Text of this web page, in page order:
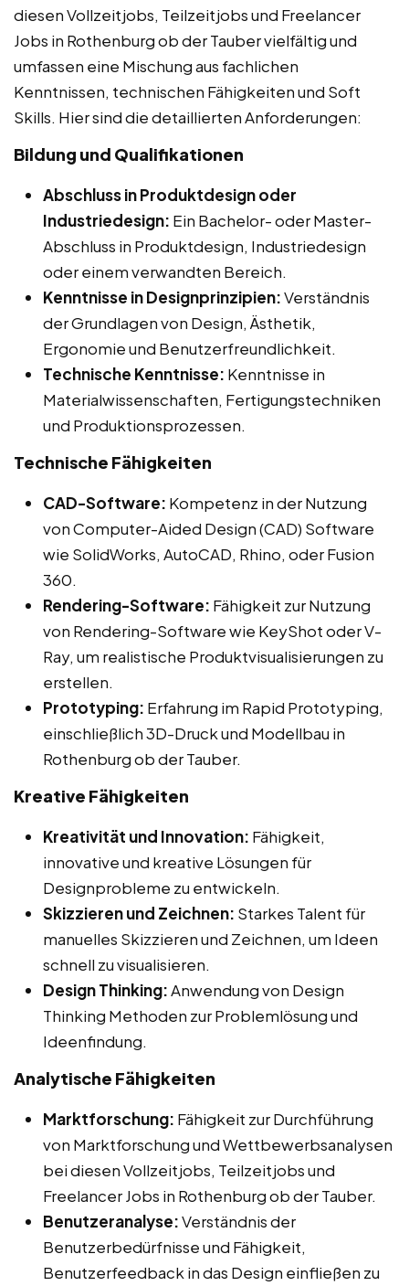
diesen Vollzeitjobs, Teilzeitjobs und Freelancer
Jobs in Rothenburg ob der Tauber vielfältig und
umfassen eine Mischung aus fachlichen
Kenntnissen, technischen Fähigkeiten und Soft
Skills. Hier sind die detaillierten Anforderungen:
Bildung und Qualifikationen
Abschluss in Produktdesign oder
Industriedesign: Ein Bachelor- oder Master-
Abschluss in Produktdesign, Industriedesign
oder einem verwandten Bereich.
Kenntnisse in Designprinzipien:Verständnis
der Grundlagen von Design, Ästhetik,
Ergonomie und Benutzerfreundlichkeit.
Technische Kenntnisse: Kenntnisse in
Materialwissenschaften, Fertigungstechniken
und Produktionsprozessen.
Technische Fähigkeiten
CAD-Software: Kompetenz in der Nutzung
von Computer-Aided Design (CAD) Software
wie SolidWorks, AutoCAD, Rhino, oder Fusion
360.
Rendering-Software: Fähigkeit zur Nutzung
von Rendering-Software wie KeyShot oder V-
Ray, um realistische Produktvisualisierungen zu
erstellen.
Prototyping: Erfahrung im Rapid Prototyping,
einschließlich 3D-Druck und Modellbau in
Rothenburg ob der Tauber.
Kreative Fähigkeiten
Kreativität und Innovation: Fähigkeit,
innovative und kreative Lösungen für
Designprobleme zu entwickeln.
Skizzieren und Zeichnen: Starkes Talent für
manuelles Skizzieren und Zeichnen, um Ideen
schnell zu visualisieren.
Design Thinking:Anwendung von Design
Thinking Methoden zur Problemlösung und
Ideenfindung.
Analytische Fähigkeiten
Marktforschung: Fähigkeit zur Durchführung
von Marktforschung und Wettbewerbsanalysen
bei diesen Vollzeitjobs, Teilzeitjobs und
Freelancer Jobs in Rothenburg ob der Tauber.
Benutzeranalyse:Verständnis der
Benutzerbedürfnisse und Fähigkeit,
Benutzerfeedback in das Design einfließen zu